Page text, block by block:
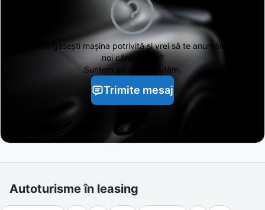
Nu găseștimașina potrivită și vrei să te anunțăm
noi când apare?
Suntem aici să te ajutăm.
Trimite mesaj
Autoturisme în leasing